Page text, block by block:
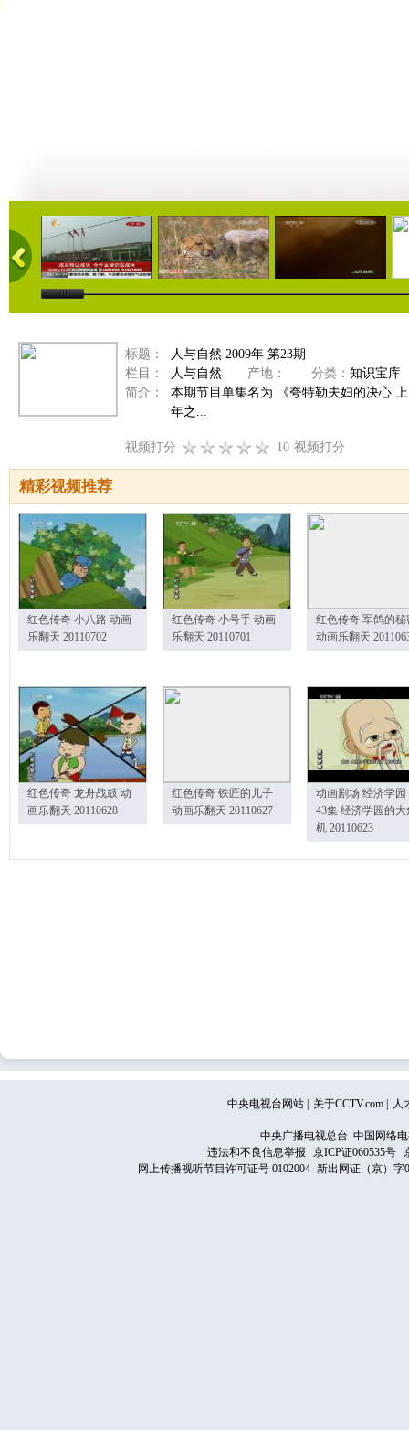
10:39 29:59 00:29:59
标题：
人与自然 2009年 第23期
栏目：
人与自然 产地： 分类： 知识宝库
简介：
本期节目单集名为 《夸特勒夫妇的决心
年之...
视频打分 10 视频打分
精彩视频推荐
红色传奇 小八路 动画
乐翻天 20110702
红色传奇 小号手 动画
乐翻天 20110701
红色传奇 军鸽的秘
动画乐翻天
红色传奇 龙舟战鼓 动
画乐翻天 20110628
红色传奇 铁匠的儿子
动画乐翻天 20110627
动画剧场 经济学园
43集 经济学园的大
机 20110623
中央电视台网站 关于CCTV.com 人
中央广播电视总台 中国网络
违法和不良信息举报
京ICP证060535号
网上传播视听节目许可证号 0102004 新出网证（京）